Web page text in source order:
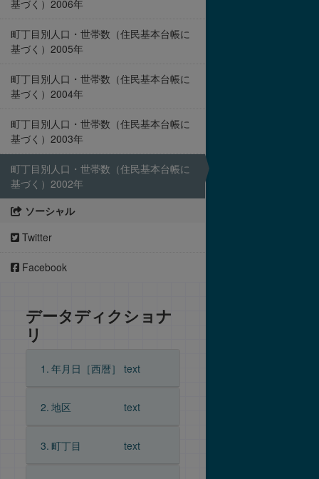
基づく）2006年
町丁目別人口・世帯数（住民基本台帳に
基づく）2005年
町丁目別人口・世帯数（住民基本台帳に
基づく）2004年
町丁目別人口・世帯数（住民基本台帳に
基づく）2003年
町丁目別人口・世帯数（住民基本台帳に
基づく）2002年
ソーシャル
Twitter
Facebook
データディクショナ
リ
1. 年月日［西暦］ text
2. 地区 text
3. 町丁目 text